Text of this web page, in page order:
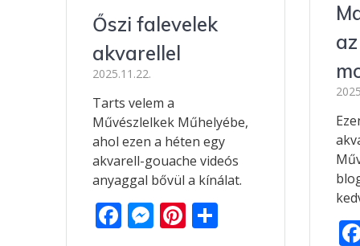
Őszi falevelek
akvarellel
2025.11.22.
Tarts velem a
Művészlelkek Műhelyébe,
ahol ezen a héten egy
akvarell-gouache videós
anyaggal bővül a kínálat.
F M Pi